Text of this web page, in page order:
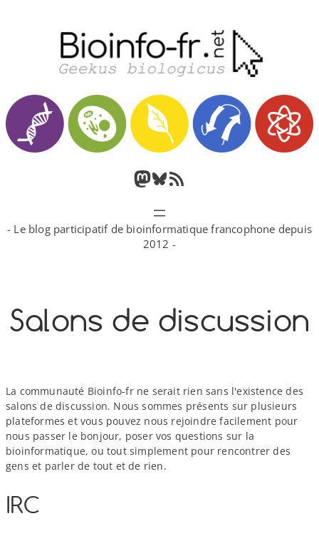
M
d
B
l
u
k
F
u
S
- Le blog participatif de bioinformatique francophone depuis
2012 -
Salons de discussion
La communauté Bioinfo-​fr ne serait rien sans l'existence des
salons de discussion. Nous sommes présents sur plusieurs
plateformes et vous pouvez nous rejoindre facilement pour
nous passer le bonjour, poser vos questions sur la
bioinformatique, ou tout simplement pour rencontrer des
gens et parler de tout et de rien.
IRC